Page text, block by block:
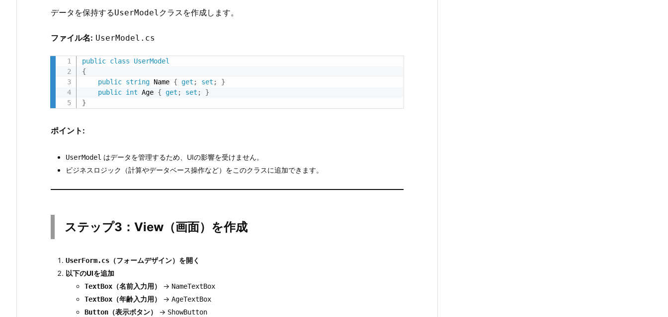
ュ
ト
ア
ル
概
3.
テ
ッ
ジ
ク
ト
データを保持するUserModel クラスを作成します。
ファイル名: UserModel.cs
public class
UserModel
{
public string Name { get ; set ;
}
public int Age { get ; set ;
}
}
ポイント:
UserModel はデータを管理するため、UIの影響を受けません。
ビジネスロジック（計算やデータベース操作など）をこのクラスに追加できます。
ステップ3：View（画面）を作成
UserForm.cs （フォームデザイン）を開く
以下のUIを追加
TextBox （名前入力用） → NameTextBox
TextBox （年齢入力用） →AgeTextBox
Button （表示ボタン） → ShowButton